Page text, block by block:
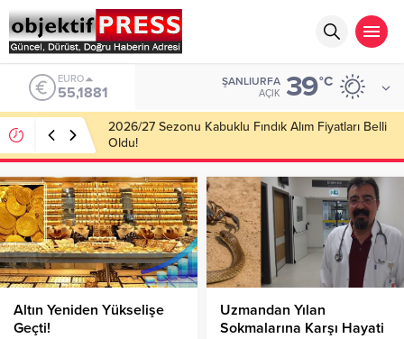
ALTIN
6.660,55
ŞANLIURFA
AÇIK 39°C
Haliliye Belediyesi Her Gün 4 Bin 898 Kişiye Sıcak
Yemek Ulaştırıyor!
Altın Yeniden Yükselişe
Geçti!
Uzmandan Yılan
Sokmalarına Karşı Hayati